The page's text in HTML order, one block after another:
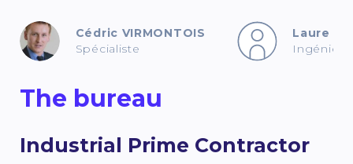
Cédric VIRMONTOIS
Spécialiste
Laure
The bureau
Industrial Prime Contractor